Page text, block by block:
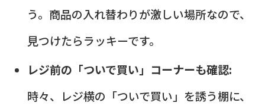
う。商品の入れ替わりが激しい場所なので、
見つけたらラッキーです。
レジ前の「ついで買い」コーナーも確認:
時々、レジ横の「ついで買い」を誘う棚に、